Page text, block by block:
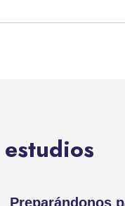
Preparándonos